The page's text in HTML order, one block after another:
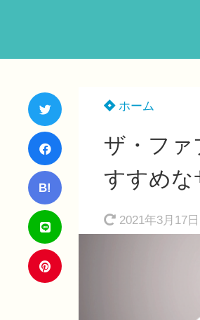
B!
ホーム
ザ・ファ
すすめな
2021年3月17日